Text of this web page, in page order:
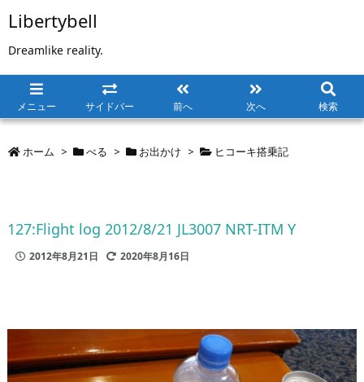
Libertybell
Dreamlike reality.
メニュー サイドバー 前へ 次へ 検索
ホーム > べる > お出かけ > ヒコーキ搭乗記
127:Flight log 2012/8/21 JL3007 NRT-ITM Y
2012年8月21日 2020年8月16日